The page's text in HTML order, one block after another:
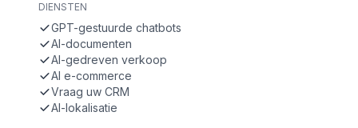
DIENSTEN
GPT-gestuurde chatbots
AI-documenten
AI-gedreven verkoop
AI e-commerce
Vraag uw CRM
AI-lokalisatie